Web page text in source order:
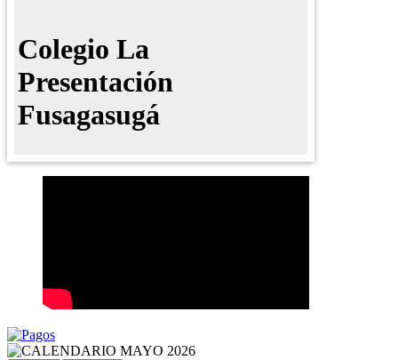
Colegio La
Presentación
Fusagasugá